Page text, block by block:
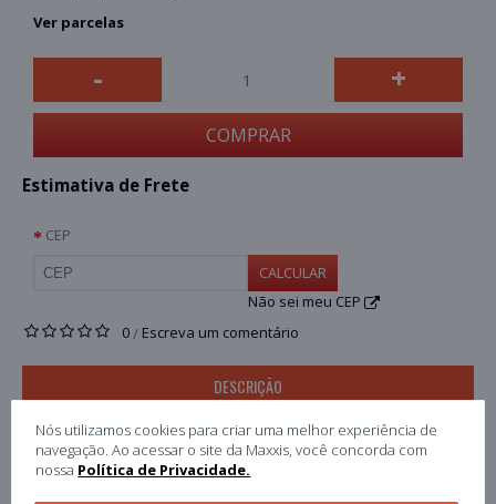
Ver parcelas
- +
COMPRAR
Estimativa de Frete
CEP
CALCULAR
Não sei meu CEP
0/ Escreva um comentário
DESCRIÇÃO
ESPECIFICAÇÃO
COMENTÁRIOS (0)
Nós utilizamos cookies para criar uma melhor experiência de
navegação. Ao acessar o site da Maxxis, você concorda com
nossa Política de Privacidade.